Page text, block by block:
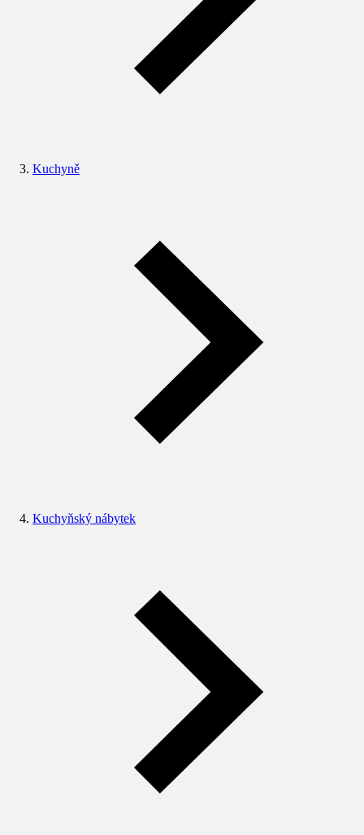
Kuchyně
Kuchyňský nábytek